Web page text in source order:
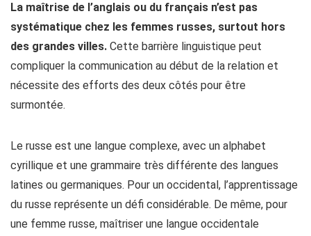
La maîtrise de l’anglais ou du français n’est pas
systématique chez les femmes russes, surtout hors
des grandes villes. Cette barrière linguistique peut
compliquer la communication au début de la relation et
nécessite des efforts des deux côtés pour être
surmontée.
Le russe est une langue complexe, avec un alphabet
cyrillique et une grammaire très différente des langues
latines ou germaniques. Pour un occidental, l’apprentissage
du russe représente un défi considérable. De même, pour
une femme russe, maîtriser une langue occidentale